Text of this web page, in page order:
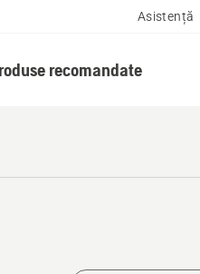
Asistență
recomandate